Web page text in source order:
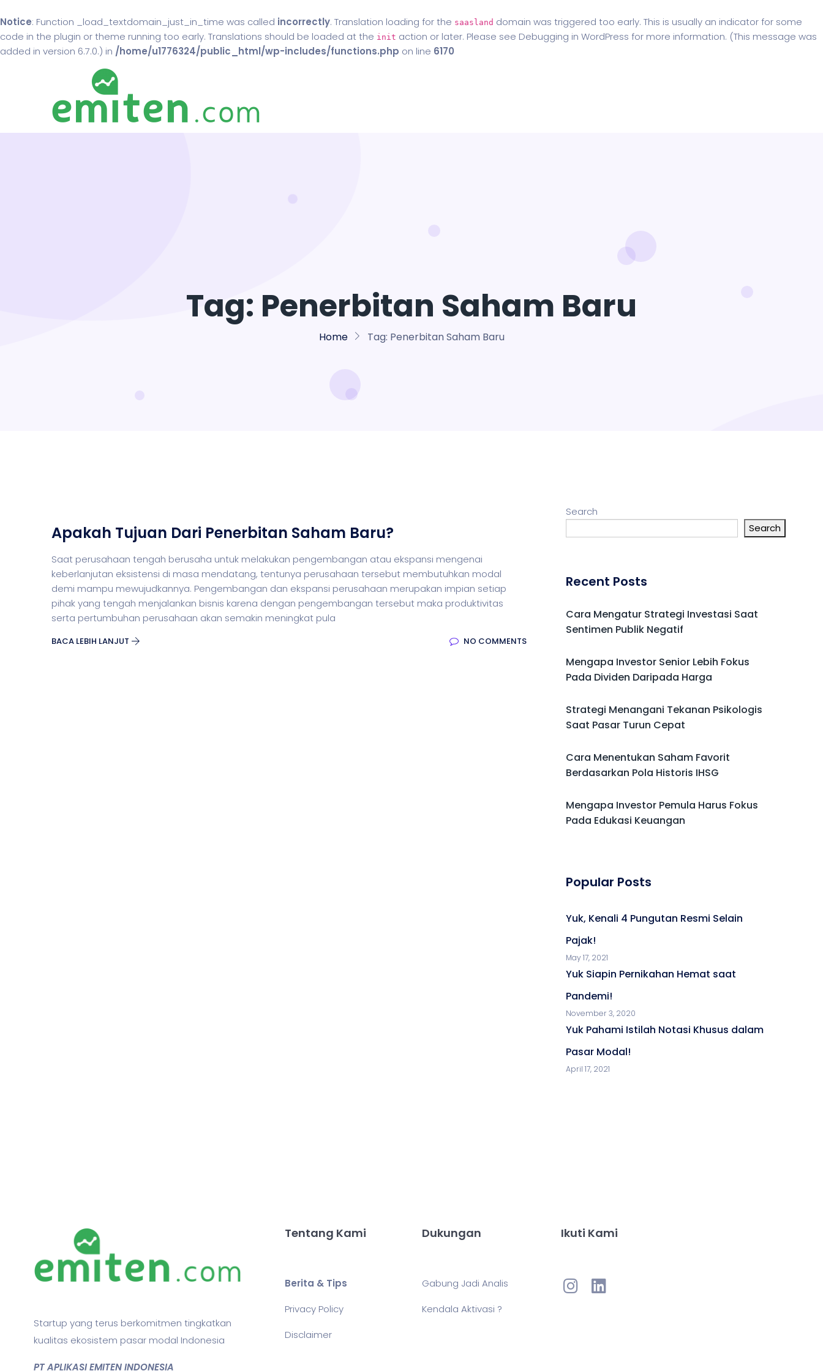
Notice: Function _load_textdomain_just_in_time was called incorrectly. Translation loading for the saasland domain was triggered too early. This is usually an indicator for some
code in the plugin or theme running too early. Translations should be loaded at the init action or later. Please see Debugging in WordPress for more information. (This message was
added in version 6.7.0.) in /home/u1776324/public_html/wp-includes/functions.php on line 6170
Tag: Penerbitan Saham Baru
Home Tag: Penerbitan Saham Baru
Apakah Tujuan Dari Penerbitan Saham Baru?
Saat perusahaan tengah berusaha untuk melakukan pengembangan atau ekspansi mengenai
keberlanjutan eksistensi di masa mendatang, tentunya perusahaan tersebut membutuhkan modal
demi mampu mewujudkannya. Pengembangan dan ekspansi perusahaan merupakan impian setiap
pihak yang tengah menjalankan bisnis karena dengan pengembangan tersebut maka produktivitas
serta pertumbuhan perusahaan akan semakin meningkat pula
BACA LEBIH LANJUT NO COMMENTS
Search
Search
Recent Posts
Cara Mengatur Strategi Investasi Saat
Sentimen Publik Negatif
Mengapa Investor Senior Lebih Fokus
Pada Dividen Daripada Harga
Strategi Menangani Tekanan Psikologis
Saat Pasar Turun Cepat
Cara Menentukan Saham Favorit
Berdasarkan Pola Historis IHSG
Mengapa Investor Pemula Harus Fokus
Pada Edukasi Keuangan
Popular Posts
Yuk, Kenali 4 Pungutan Resmi Selain
Pajak!
May 17, 2021
Yuk Siapin Pernikahan Hemat saat
Pandemi!
November 3, 2020
Yuk Pahami Istilah Notasi Khusus dalam
Pasar Modal!
April 17, 2021
Startup yang terus berkomitmen tingkatkan
kualitas ekosistem pasar modal Indonesia
PT APLIKASI EMITEN INDONESIA
Tentang Kami
Berita & Tips
Privacy Policy
Disclaimer
Dukungan
Gabung Jadi Analis
Kendala Aktivasi ?
Ikuti Kami